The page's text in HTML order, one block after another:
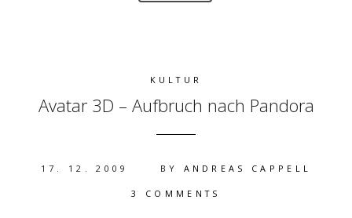
KULTUR
Avatar 3D – Aufbruch nach Pandora
17. 12. 2009 BY ANDREAS CAPPELL
3 COMMENTS